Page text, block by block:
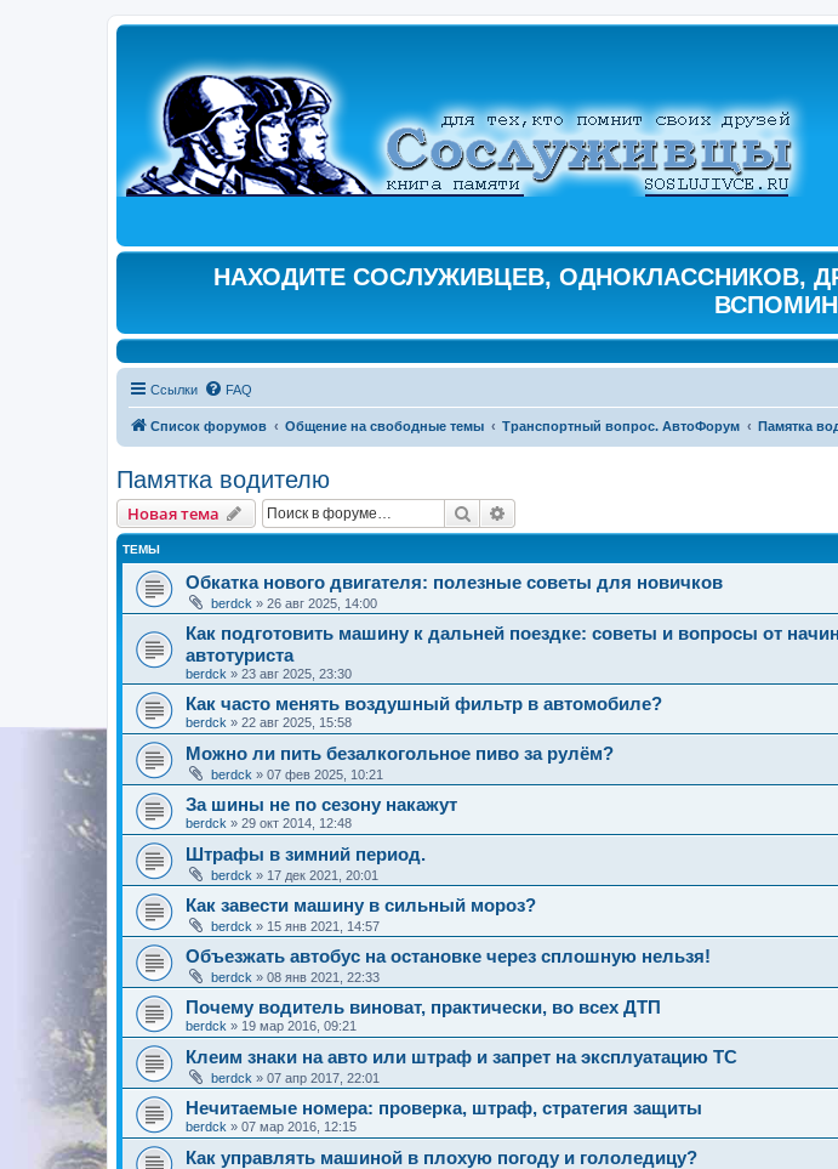
НАХОДИТЕ СОСЛУЖИВЦЕВ, ОДНОКЛАССНИКОВ,
Ссылки FAQ
Список форумов Общение на свободные темы Транспортный вопрос. АвтоФорум Памятка
Памятка водителю
Новая тема Поиск
ТЕМЫ
Обкатка нового двигателя: полезные советы для новичков
berdck » 26 авг 2025, 14:00
Как подготовить машину к дальней поездке: советы и вопросы от
автотуриста
berdck » 23 авг 2025, 23:30
Как часто менять воздушный фильтр в автомобиле?
berdck » 22 авг 2025, 15:58
Можно ли пить безалкогольное пиво за рулём?
berdck » 07 фев 2025, 10:21
За шины не по сезону накажут
berdck » 29 окт 2014, 12:48
Штрафы в зимний период.
berdck » 17 дек 2021, 20:01
Как завести машину в сильный мороз?
berdck » 15 янв 2021, 14:57
Объезжать автобус на остановке через сплошную нельзя!
berdck » 08 янв 2021, 22:33
Почему водитель виноват, практически, во всех ДТП
berdck » 19 мар 2016, 09:21
Клеим знаки на авто или штраф и запрет на эксплуатацию ТС
berdck » 07 апр 2017, 22:01
Нечитаемые номера: проверка, штраф, стратегия защиты
berdck » 07 мар 2016, 12:15
Как управлять машиной в плохую погоду и гололедицу?